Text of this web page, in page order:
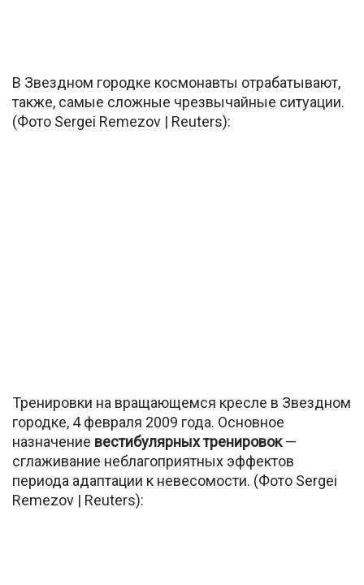
В Звездном городке космонавты отрабатывают,
также, самые сложные чрезвычайные ситуации.
(Фото Sergei Remezov | Reuters):
Тренировки на вращающемся кресле в Звездном
городке, 4 февраля 2009 года. Основное
назначение вестибулярных тренировок—
сглаживание неблагоприятных эффектов
периода адаптации к невесомости. (Фото Sergei
Remezov | Reuters):